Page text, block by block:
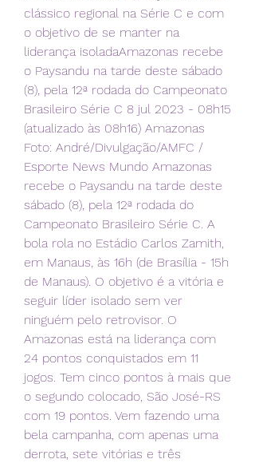
clássico regional na Série C e com
o objetivo de se manter na
liderança isoladaAmazonas recebe
o Paysandu na tarde deste sábado
(8), pela 12ª rodada do Campeonato
Brasileiro Série C 8 jul 2023 - 08h15
(atualizado às 08h16) Amazonas
Foto: André/Divulgação/AMFC /
Esporte News Mundo Amazonas
recebe o Paysandu na tarde deste
sábado (8), pela 12ª rodada do
Campeonato Brasileiro Série C. A
bola rola no Estádio Carlos Zamith,
em Manaus, às 16h (de Brasília - 15h
de Manaus). O objetivo é a vitória e
seguir líder isolado sem ver
ninguém pelo retrovisor. O
Amazonas está na liderança com
24 pontos conquistados em 11
jogos. Tem cinco pontos à mais que
o segundo colocado, São José-RS
com 19 pontos. Vem fazendo uma
bela campanha, com apenas uma
derrota, sete vitórias e três